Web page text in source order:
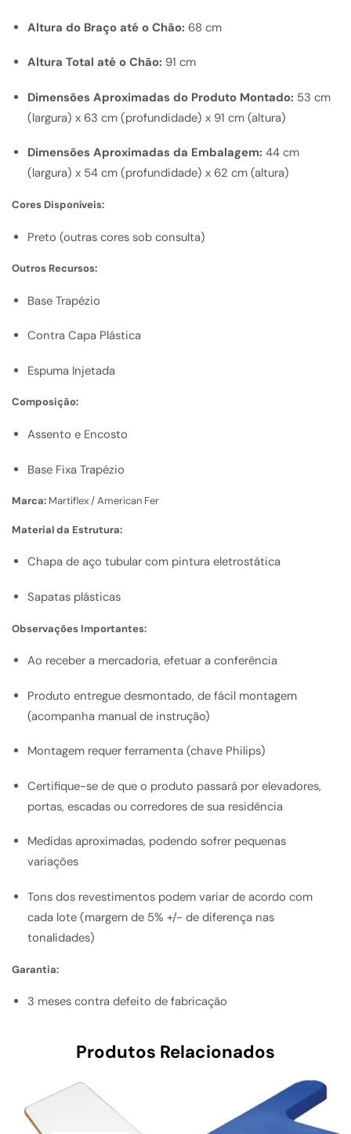
Altura do Braço até o Chão: 68 cm
Altura Total até o Chão: 91 cm
Dimensões Aproximadas do Produto Montado: 53 cm
(largura) x 63 cm (profundidade) x 91 cm (altura)
Dimensões Aproximadas da Embalagem: 44 cm
(largura) x 54 cm (profundidade) x 62 cm (altura)
Cores Disponíveis:
Preto (outras cores sob consulta)
Outros Recursos:
Base Trapézio
Contra Capa Plástica
Espuma Injetada
Composição:
Assento e Encosto
Base Fixa Trapézio
Marca: Martiflex / American Fer
Material da Estrutura:
Chapa de aço tubular com pintura eletrostática
Sapatas plásticas
Observações Importantes:
Ao receber a mercadoria, efetuar a conferência
Produto entregue desmontado, de fácil montagem
(acompanha manual de instrução)
Montagem requer ferramenta (chave Philips)
Certifique-se de que o produto passará por elevadores,
portas, escadas ou corredores de sua residência
Medidas aproximadas, podendo sofrer pequenas
variações
Tons dos revestimentos podem variar de acordo com
cada lote (margem de 5% +/- de diferença nas
tonalidades)
Garantia:
3 meses contra defeito de fabricação
Produtos Relacionados